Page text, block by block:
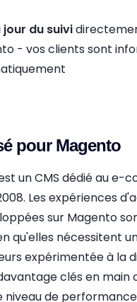
jour du suivi
- vos clients sont
pour Magento
un CMS dédié au e-
Les expériences
sur Magento
qu'elles nécessitent
expérimentée à la
clés en main
niveau de